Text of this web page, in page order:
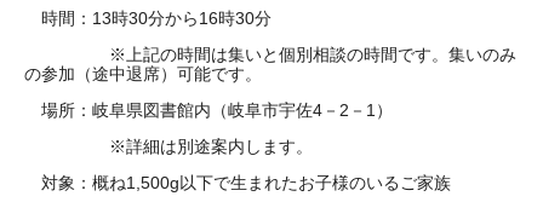
時間：13時30分から16時30分
※上記の時間は集いと個別相談の時間です。集いのみ
の参加（途中退席）可能です。
場所：岐阜県図書館内（岐阜市宇佐4－2－1）
※詳細は別途案内します。
対象：概ね1,500g以下で生まれたお子様のいるご家族